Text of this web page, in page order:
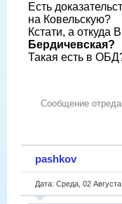
Есть
на Ковельскую?
Кстати, а откуда
Бердичевская?
Такая есть в
Сообщение
pashkov
Дата: Среда, 02